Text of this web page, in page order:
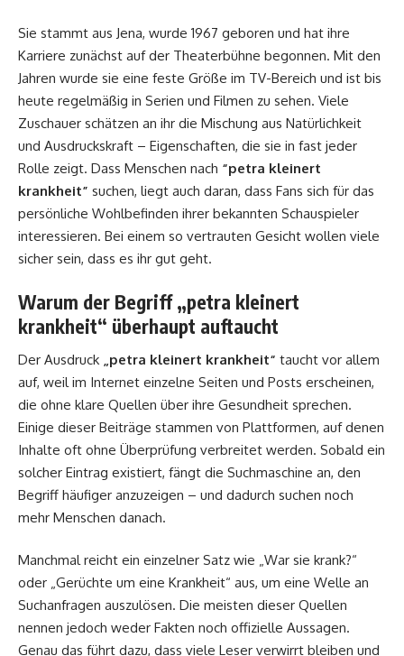
Sie stammt aus Jena, wurde 1967 geboren und hat ihre
Karriere zunächst auf der Theaterbühne begonnen. Mit den
Jahren wurde sie eine feste Größe im TV-Bereich und ist bis
heute regelmäßig in Serien und Filmen zu sehen. Viele
Zuschauer schätzen an ihr die Mischung aus Natürlichkeit
und Ausdruckskraft – Eigenschaften, die sie in fast jeder
Rolle zeigt. Dass Menschen nach “petra kleinert
krankheit” suchen, liegt auch daran, dass Fans sich für das
persönliche Wohlbefinden ihrer bekannten Schauspieler
interessieren. Bei einem so vertrauten Gesicht wollen viele
sicher sein, dass es ihr gut geht.
Warum der Begriff „petra kleinert
krankheit“ überhaupt auftaucht
Der Ausdruck „petra kleinert krankheit“ taucht vor allem
auf, weil im Internet einzelne Seiten und Posts erscheinen,
die ohne klare Quellen über ihre Gesundheit sprechen.
Einige dieser Beiträge stammen von Plattformen, auf denen
Inhalte oft ohne Überprüfung verbreitet werden. Sobald ein
solcher Eintrag existiert, fängt die Suchmaschine an, den
Begriff häufiger anzuzeigen – und dadurch suchen noch
mehr Menschen danach.
Manchmal reicht ein einzelner Satz wie „War sie krank?“
oder „Gerüchte um eine Krankheit“ aus, um eine Welle an
Suchanfragen auszulösen. Die meisten dieser Quellen
nennen jedoch weder Fakten noch offizielle Aussagen.
Genau das führt dazu, dass viele Leser verwirrt bleiben und